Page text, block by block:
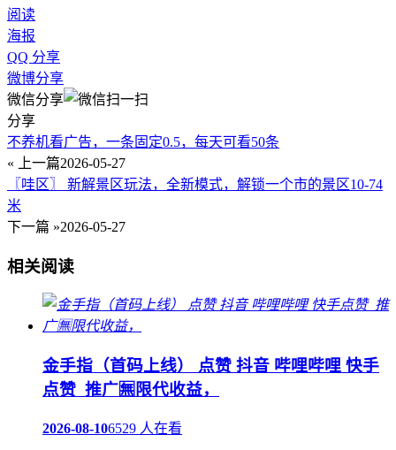
阅读
海报
QQ 分享
微博分享
微信分享
分享
不养机看广告，一条固定0.5，每天可看50条
« 上一篇2026-05-27
〖哇区〗 新解景区玩法，全新模式，解锁一个市的景区10-74
米
下一篇 »2026-05-27
相关阅读
金手指（首码上线） 点赞 抖音 哔哩哔哩 快手
点赞 推广🈚限代收益，
2026-08-106529 人在看